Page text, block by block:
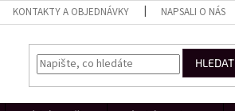
KONTAKTY A OBJEDNÁVKY NAPSALI O NÁS
HLEDAT